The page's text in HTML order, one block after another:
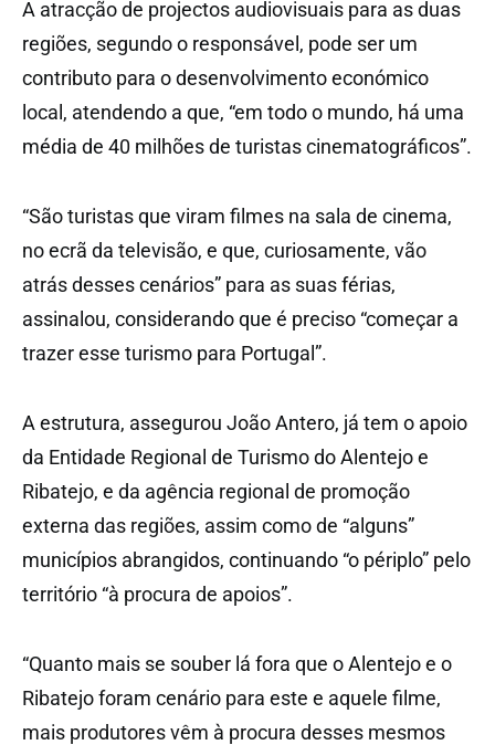
A atracção de projectos audiovisuais para as duas
regiões, segundo o responsável, pode ser um
contributo para o desenvolvimento económico
local, atendendo a que, “em todo o mundo, há uma
média de 40 milhões de turistas cinematográficos”.
“São turistas que viram filmes na sala de cinema,
no ecrã da televisão, e que, curiosamente, vão
atrás desses cenários” para as suas férias,
assinalou, considerando que é preciso “começar a
trazer esse turismo para Portugal”.
A estrutura, assegurou João Antero, já tem o apoio
da Entidade Regional de Turismo do Alentejo e
Ribatejo, e da agência regional de promoção
externa das regiões, assim como de “alguns”
municípios abrangidos, continuando “o périplo” pelo
território “à procura de apoios”.
“Quanto mais se souber lá fora que o Alentejo e o
Ribatejo foram cenário para este e aquele filme,
mais produtores vêm à procura desses mesmos